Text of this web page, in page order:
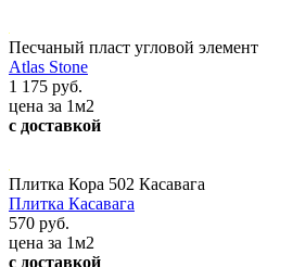
Песчаный пласт угловой элемент
Atlas Stone
1 175 руб.
цена за 1м2
с доставкой
Плитка Кора 502 Касавага
Плитка Касавага
570 руб.
цена за 1м2
с доставкой